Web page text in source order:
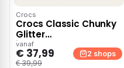
Crocs
Crocs Classic Chunky
Glitter
instapschoenen –
Roze
vanaf
€ 37,99
€ 39,99
2 shops